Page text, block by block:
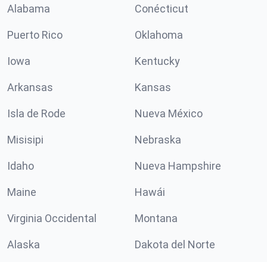
Alabama Conécticut
Puerto Rico Oklahoma
Iowa Kentucky
Arkansas Kansas
Isla de Rode Nueva México
Misisipi Nebraska
Idaho Nueva Hampshire
Maine Hawái
Virginia Occidental Montana
Alaska Dakota del Norte